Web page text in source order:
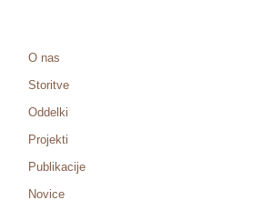
O nas
Storitve
Oddelki
Projekti
Publikacije
Novice